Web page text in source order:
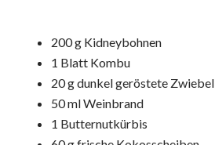
200 g Kidneybohnen
1 Blatt Kombu
20 g dunkel geröstete Zwiebel
50 ml Weinbrand
1 Butternutkürbis